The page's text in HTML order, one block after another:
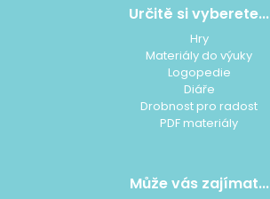
Určitě si vyberete...
Hry
Materiály do výuky
Logopedie
Diáře
Drobnost pro radost
PDF materiály
Může vás zajímat...